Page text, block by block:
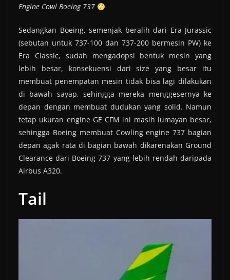
Engine Cowl Boeing 737
Sedangkan Boeing, semenjak beralih dari Era Jurassic
(sebutan untuk 737-100 dan 737-200 bermesin PW) ke
Era Classic, sudah mengadopsi bentuk mesin yang
lebih besar, konsekuensi dari size yang besar itu
membuat penempatan mesin tidak bisa lagi dilakukan
di bawah sayap, sehingga mereka menggesernya ke
depan dengan membuat dudukan yang solid. Namun
tetap ukuran engine GE CFM ini masih lumayan besar,
sehingga Boeing membuat Cowling engine 737 bagian
depan agak rata di bagian bawah dikarenakan Ground
Clearance dari Boeing 737 yang lebih rendah daripada
Airbus A320.
Tail